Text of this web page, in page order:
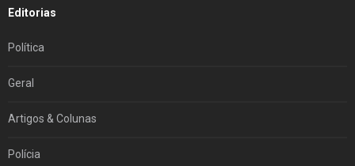
Editorias
Política
Geral
Artigos & Colunas
Polícia